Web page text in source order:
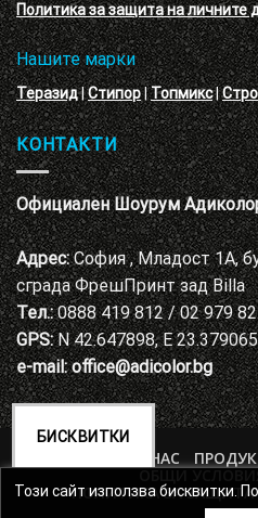
Политика за защита на личните
Нашите марки
Теразид|Стипор|Топмикс|
КОНТАКТИ
Официален Шоурум
Адрес:София , Младост 1А,
сграда ФрешПринт зад Billa
Тел.:0888 419 812 / 02 979
GPS:N 42.647898, E
e-mail: office@adicolor.bg
ЗА НАС
ПОЛИТИКА ЗА
БИСКВИТКИ
Този сайт използва бисквитки.